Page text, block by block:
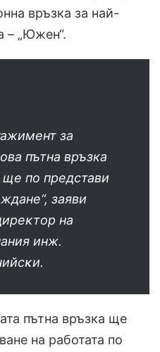
връзка за най-
– „Южен“.
за
пътна връзка
по представи
заяви
нa
инж.
пътна връзка ще
на работата по